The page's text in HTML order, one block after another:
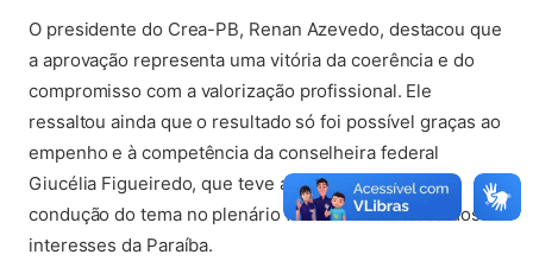
O presidente do Crea-PB, Renan Azevedo, destacou que
a aprovação representa uma vitória da coerência e do
compromisso com a valorização profissional. Ele
ressaltou ainda que o resultado só foi possível graças ao
empenho e à competência da conselheira federal
Giucélia Figueiredo, que teve atuação decisiva na
condução do tema no plenário federal e na defesa dos
interesses da Paraíba.